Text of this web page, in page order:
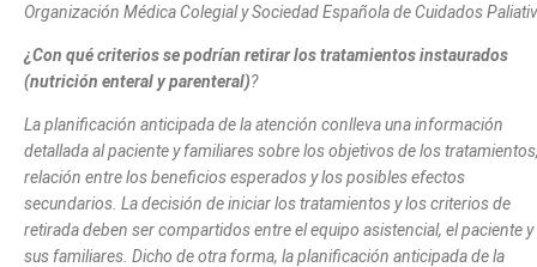
Organización Médica Colegial y Sociedad Española de Cuidados
¿Con qué criterios se podrían retirar los tratamientos instaurados
(nutrición enteral y parenteral)?
La planificación anticipada de la atención conlleva una información
detallada al paciente y familiares sobre los objetivos de los
relación entre los beneficios esperados y los posibles efectos
secundarios. La decisión de iniciar los tratamientos y los criterios de
retirada deben ser compartidos entre el equipo asistencial, el paciente y
sus familiares. Dicho de otra forma, la planificación anticipada de la